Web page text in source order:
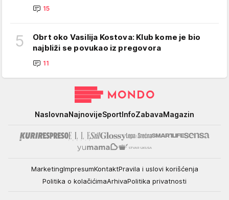
15
5
Obrt oko Vasilija Kostova: Klub kome je bio
najbliži se povukao iz pregovora
11
NaslovnaNajnovijeSportInfoZabavaMagazin
MarketingImpresumKontaktPravila i uslovi korišćenja
Politika o kolačićimaArhivaPolitika privatnosti